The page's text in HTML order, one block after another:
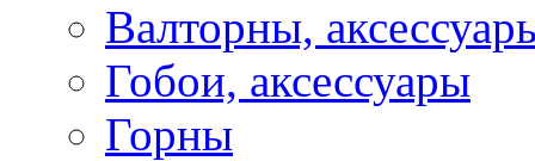
Валторны,
Гобои, аксессуары
Горны